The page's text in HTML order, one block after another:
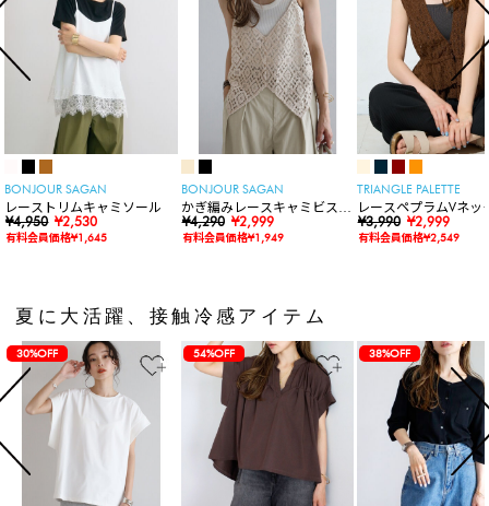
BONJOUR SAGAN
レーストリムキャミソール
¥4,950 ¥2,530
有料会員価格¥1,645
BONJOUR SAGAN
かぎ編みレースキャミビスチ
ェ
¥4,290 ¥2,999
有料会員価格¥1,949
TRIANGLE PALETTE
レースペプラムVネッ
ト
¥3,990 ¥2,999
有料会員価格¥2,549
夏に大活躍、接触冷感アイテム
30%OFF 54%OFF 38%OFF